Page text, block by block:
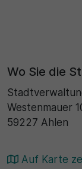
Wo Sie die
Westenmauer
59227 Ahlen
Auf Karte